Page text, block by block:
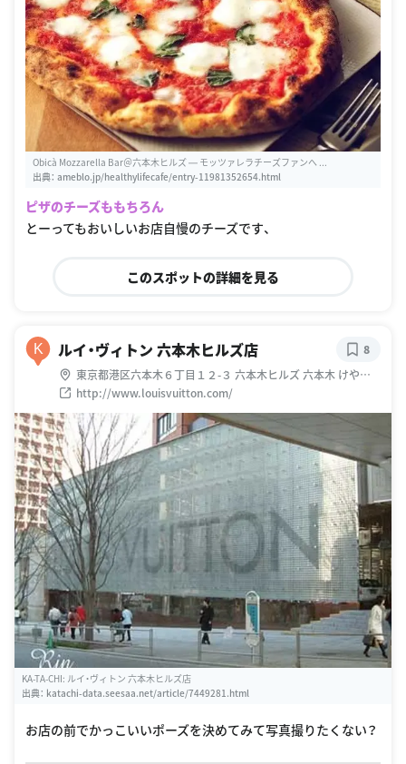
Obicà Mozzarella Bar＠六本木ヒルズ ― モッツァレラチーズファンへ ...
出典： ameblo.jp/healthylifecafe/entry-11981352654.html
ピザのチーズももちろん
とーってもおいしいお店自慢のチーズです、
このスポットの詳細を見る
K ルイ・ヴィトン 六本木ヒルズ店
東京都港区六本木６丁目１２-３ 六本木ヒルズ 六本木 けやき
坂通り
http://www.louisvuitton.com/
8
KA-TA-CHI: ルイ・ヴィトン 六本木ヒルズ店
出典： katachi-data.seesaa.net/article/7449281.html
お店の前でかっこいいポーズを決めてみて写真撮りたくない？